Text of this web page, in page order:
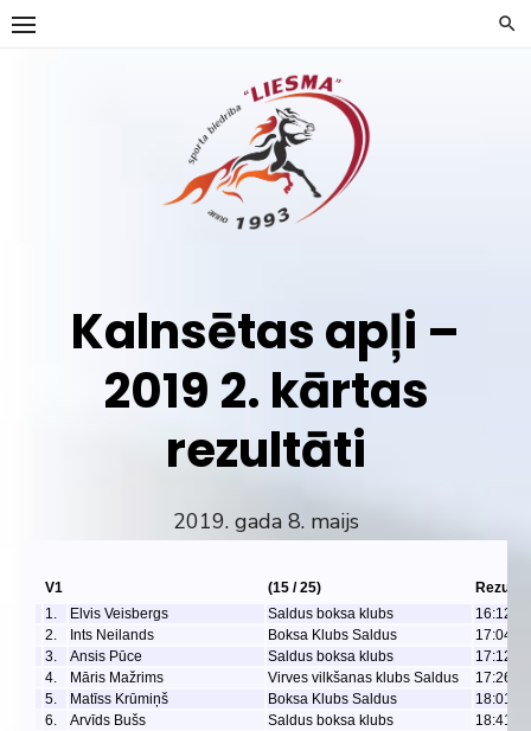
Skip
Kalnsētas apļi –
2019 2. kārtas
rezultāti
2019. gada 8. maijs